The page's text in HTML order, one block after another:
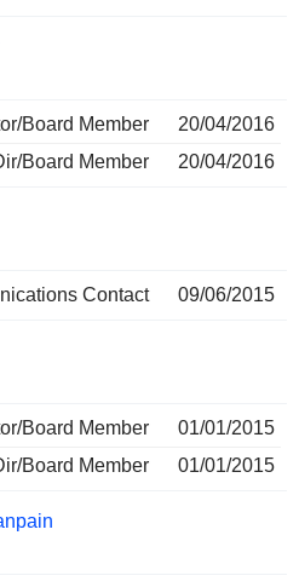
Board Member
20/04/2016
Board Member
20/04/2016
Contact 09/06/2015
Board Member
01/01/2015
Board Member
01/01/2015